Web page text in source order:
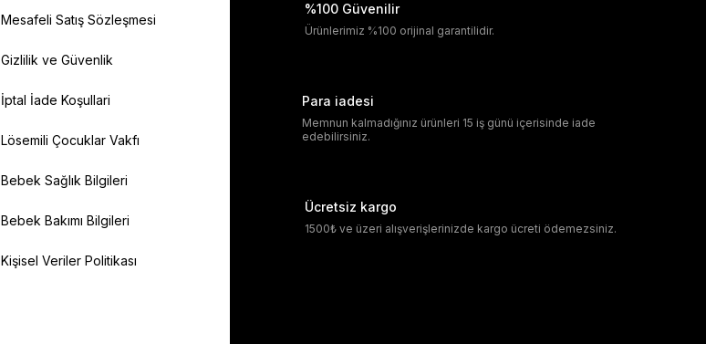
Mesafeli Satış Sözleşmesi
Gizlilik ve Güvenlik
İptal İade Koşullari
Lösemili Çocuklar Vakfı
Bebek Sağlık Bilgileri
Bebek Bakımı Bilgileri
Kişisel Veriler Politikası
%100 Güvenilir
Ürünlerimiz %100 orijinal garantilidir.
Para iadesi
Memnun kalmadığınız ürünleri 15 iş günü içerisinde iade
edebilirsiniz.
Ücretsiz kargo
1500₺ ve üzeri alışverişlerinizde kargo ücreti ödemezsiniz.